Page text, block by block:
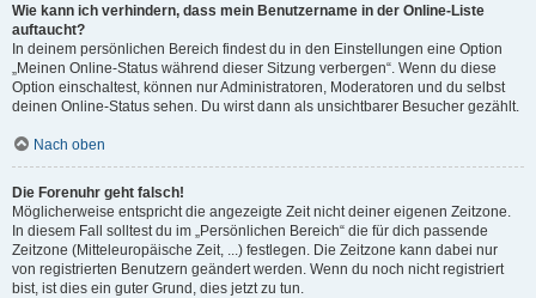
Wie kann ich verhindern, dass mein Benutzername in der Online-Liste
auftaucht?
In deinem persönlichen Bereich findest du in den Einstellungen eine Option
„Meinen Online-Status während dieser Sitzung verbergen“. Wenn du diese
Option einschaltest, können nur Administratoren, Moderatoren und du selbst
deinen Online-Status sehen. Du wirst dann als unsichtbarer Besucher gezählt.
Nach oben
Die Forenuhr geht falsch!
Möglicherweise entspricht die angezeigte Zeit nicht deiner eigenen Zeitzone.
In diesem Fall solltest du im „Persönlichen Bereich“ die für dich passende
Zeitzone (Mitteleuropäische Zeit, ...) festlegen. Die Zeitzone kann dabei nur
von registrierten Benutzern geändert werden. Wenn du noch nicht registriert
bist, ist dies ein guter Grund, dies jetzt zu tun.